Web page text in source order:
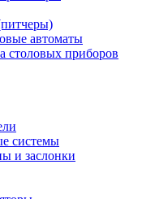
автоматы
столовых приборов
системы
и заслонки